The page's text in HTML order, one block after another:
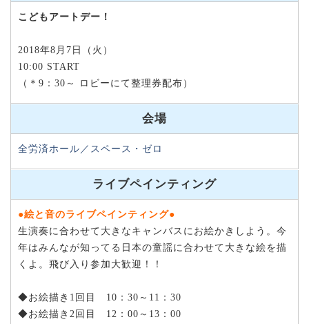
こどもアートデー！
2018年8月7日（火）
10:00 START
（＊9：30～ ロビーにて整理券配布）
会場
全労済ホール／スペース・ゼロ
ライブペインティング
●絵と音のライブペインティング●
生演奏に合わせて大きなキャンバスにお絵かきしよう。今
年はみんなが知ってる日本の童謡に合わせて大きな絵を描
くよ。飛び入り参加大歓迎！！
◆お絵描き1回目 10：30～11：30
◆お絵描き2回目 12：00～13：00